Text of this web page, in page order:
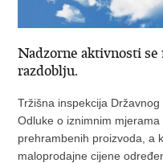
Nadzorne aktivnosti
razdoblju.
Tržišna inspekcija
Odluke o iznimnim
prehrambenih proizvoda, a
maloprodajne cijene